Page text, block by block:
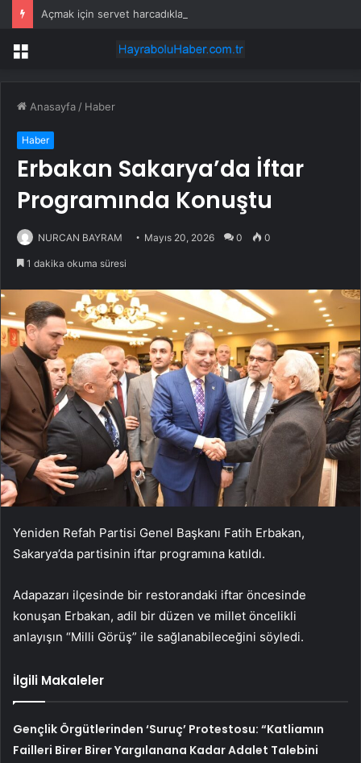
Menü
Anasayfa / Haber
Haber
Erbakan Sakarya’da İftar
Programında Konuştu
NURCAN BAYRAM Mayıs 20, 2026 0 0
1 dakika okuma süresi
Yeniden Refah Partisi Genel Başkanı Fatih Erbakan,
Sakarya’da partisinin iftar programına katıldı.
Adapazarı ilçesinde bir restorandaki iftar öncesinde
konuşan Erbakan, adil bir düzen ve millet öncelikli
anlayışın “Milli Görüş” ile sağlanabileceğini söyledi.
İlgili Makaleler
Gençlik Örgütlerinden ‘Suruç’ Protestosu: “Katliamın
Failleri Birer Birer Yargılanana Kadar Adalet Talebini